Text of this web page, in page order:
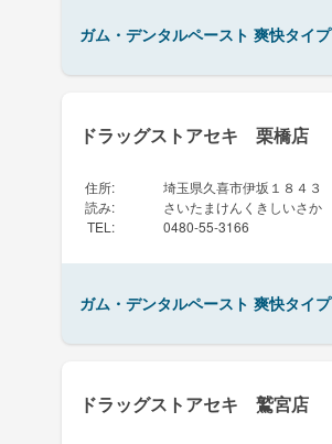
ガム・デンタルペースト 爽快タイプ
ドラッグストアセキ 栗橋店
住所:
埼玉県久喜市伊坂１８４３
読み:
さいたまけんくきしいさか
TEL : 0480-55-3166
ガム・デンタルペースト 爽快タイプ
ドラッグストアセキ 鷲宮店